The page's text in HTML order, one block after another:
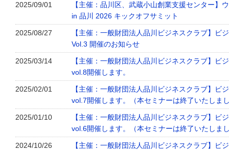
2025/09/01
【主催：品川区、武蔵小山創業支援センター】
in 品川 2026 キックオフサミット
2025/08/27
【主催：一般財団法人品川ビジネスクラブ】ビ
Vol.3 開催のお知らせ
2025/03/14
【主催：一般財団法人品川ビジネスクラブ】ビ
vol.8開催します。
2025/02/01
【主催：一般財団法人品川ビジネスクラブ】ビ
vol.7開催します。（本セミナーは終了いたしま
2025/01/10
【主催：一般財団法人品川ビジネスクラブ】ビ
vol.6開催します。（本セミナーは終了いたしま
2024/10/26
【主催：一般財団法人品川ビジネスクラブ】ビ